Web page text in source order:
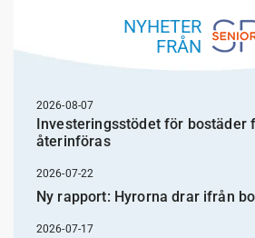
NYHETER
FRÅN
2026-08-07
Investeringsstödet för bostäder
återinföras
2026-07-22
Ny rapport: Hyrorna drar ifrån
2026-07-17